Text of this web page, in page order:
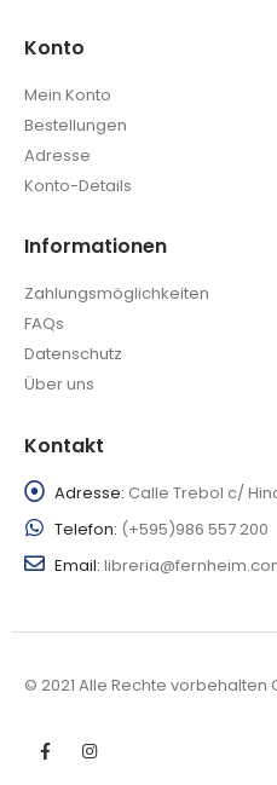
Konto
Mein Konto
Bestellungen
Adresse
Konto-Details
Informationen
Zahlungsmöglichkeiten
FAQs
Datenschutz
Über uns
Kontakt
Adresse: Calle Trebol c/
Telefon: (+595)986 557 200
Email:
© 2021 Alle Rechte vorbehalten